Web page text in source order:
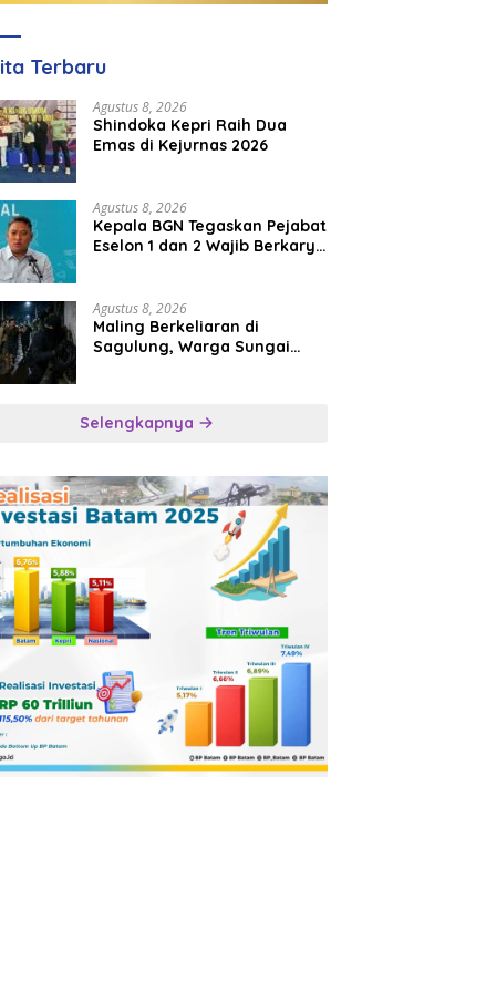
Terbaru
Agustus 8, 2026
Shindoka Kepri Raih Dua
Emas di Kejurnas 2026
Agustus 8, 2026
Kepala BGN Tegaskan Pejabat
Eselon 1 dan 2 Wajib Berkarya
Agustus 8, 2026
Maling Berkeliaran di
Sagulung, Warga Sungai
Selengkapnya